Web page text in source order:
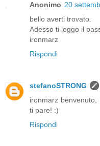
Anonimo 20
bello averti trovato.
Adesso ti leggo il
ironmarz
Rispondi
stefanoSTRONG
ironmarz
ti pare! :)
Rispondi